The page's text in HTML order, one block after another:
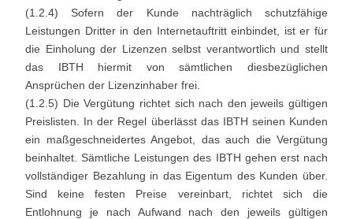
(1.2.4) Sofern der Kunde nachträglich schutzfähige
Leistungen Dritter in den Internetauftritt einbindet, ist er für
die Einholung der Lizenzen selbst verantwortlich und stellt
das IBTH hiermit von sämtlichen diesbezüglichen
Ansprüchen der Lizenzinhaber frei.
(1.2.5) Die Vergütung richtet sich nach den jeweils gültigen
Preislisten. In der Regel überlässt das IBTH seinen Kunden
ein maßgeschneidertes Angebot, das auch die Vergütung
beinhaltet. Sämtliche Leistungen des IBTH gehen erst nach
vollständiger Bezahlung in das Eigentum des Kunden über.
Sind keine festen Preise vereinbart, richtet sich die
Entlohnung je nach Aufwand nach den jeweils gültigen